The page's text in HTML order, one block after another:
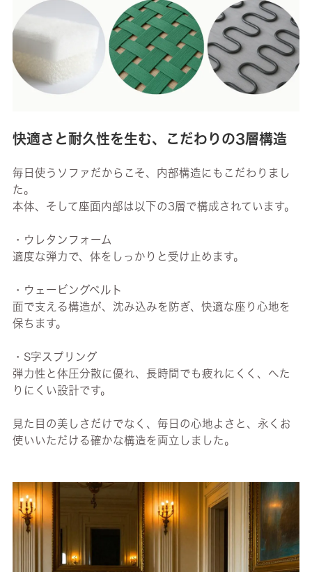
快適さと耐久性を生む、こだわりの3層構造
毎日使うソファだからこそ、内部構造にもこだわりまし
た。
本体、そして座面内部は以下の3層で構成されています。
・ウレタンフォーム
適度な弾力で、体をしっかりと受け止めます。
・ウェービングベルト
面で支える構造が、沈み込みを防ぎ、快適な座り心地を
保ちます。
・S字スプリング
弾力性と体圧分散に優れ、長時間でも疲れにくく、へた
りにくい設計です。
見た目の美しさだけでなく、毎日の心地よさと、永くお
使いいただける確かな構造を両立しました。